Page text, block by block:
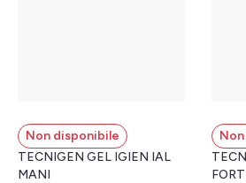
Non disponibile
TECNIGEN GEL IGIEN IAL
MANI